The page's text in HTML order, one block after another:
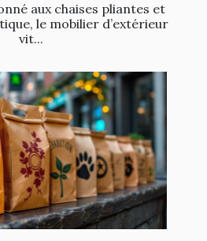
aux chaises pliantes et
le mobilier d’extérieur
vit...